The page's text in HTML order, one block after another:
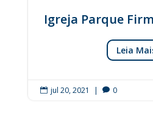
Igreja Parque
Leia
 jul 20, 2021 |  0